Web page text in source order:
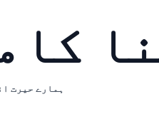
ہمارے حیرت